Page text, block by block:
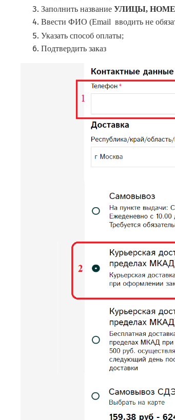
Заполнить название УЛИЦЫ,
Ввести ФИО (Email вводить не
Указать способ оплаты;
Подтвердить заказ